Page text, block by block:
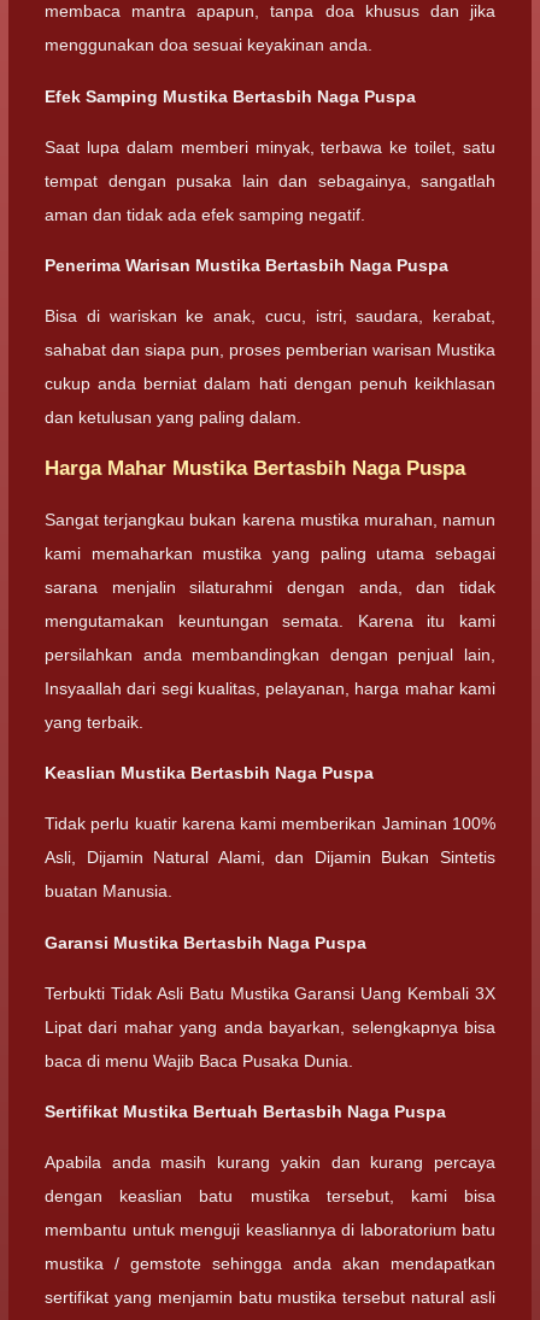
membaca mantra apapun, tanpa doa khusus dan jika
menggunakan doa sesuai keyakinan anda.
Efek Samping Mustika Bertasbih Naga Puspa
Saat lupa dalam memberi minyak, terbawa ke toilet, satu
tempat dengan pusaka lain dan sebagainya, sangatlah
aman dan tidak ada efek samping negatif.
Penerima Warisan Mustika Bertasbih Naga Puspa
Bisa di wariskan ke anak, cucu, istri, saudara, kerabat,
sahabat dan siapa pun, proses pemberian warisan Mustika
cukup anda berniat dalam hati dengan penuh keikhlasan
dan ketulusan yang paling dalam.
Harga Mahar Mustika Bertasbih Naga Puspa
Sangat terjangkau bukan karena mustika murahan, namun
kami memaharkan mustika yang paling utama sebagai
sarana menjalin silaturahmi dengan anda, dan tidak
mengutamakan keuntungan semata. Karena itu kami
persilahkan anda membandingkan dengan penjual lain,
Insyaallah dari segi kualitas, pelayanan, harga mahar kami
yang terbaik.
Keaslian Mustika Bertasbih Naga Puspa
Tidak perlu kuatir karena kami memberikan Jaminan 100%
Asli, Dijamin Natural Alami, dan Dijamin Bukan Sintetis
buatan Manusia.
Garansi Mustika Bertasbih Naga Puspa
Terbukti Tidak Asli Batu Mustika Garansi Uang Kembali 3X
Lipat dari mahar yang anda bayarkan, selengkapnya bisa
baca di menu Wajib Baca Pusaka Dunia.
Sertifikat Mustika Bertuah Bertasbih Naga Puspa
Apabila anda masih kurang yakin dan kurang percaya
dengan keaslian batu mustika tersebut, kami bisa
membantu untuk menguji keasliannya di laboratorium batu
mustika / gemstote sehingga anda akan mendapatkan
sertifikat yang menjamin batu mustika tersebut natural asli